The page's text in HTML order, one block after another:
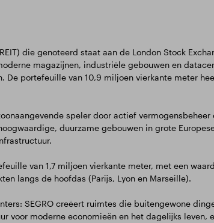
die genoteerd staat aan de London Stock
magazijnen, industriële gebouwen en
De portefeuille van 10,9 miljoen vierkante meter
speler door actief vermogensbeheer
duurzame gebouwen in grote
van 1,7 miljoen vierkante meter, met een
langs de hoofdas (Parijs, Lyon en Marseille).
SEGRO creëert ruimtes die buitengewone
voor moderne economieën en het dagelijks leven,